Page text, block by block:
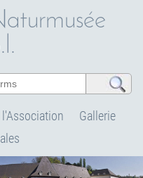
l'Association
Gallerie